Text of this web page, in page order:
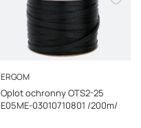
PRODUCENT
ERGOM
Oplot ochronny OTS2-25
E05ME-03010710801 /200m/